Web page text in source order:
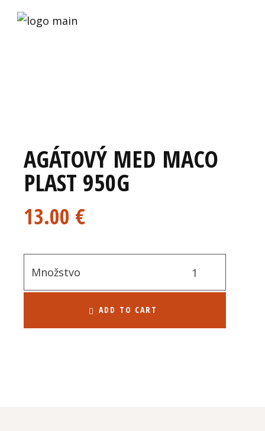
AGÁTOVÝ MED MACO
PLAST 950G
13.00 €
Množstvo
ADD TO CART